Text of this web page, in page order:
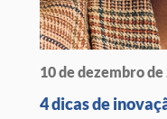
10 de dezembro de
4 dicas de